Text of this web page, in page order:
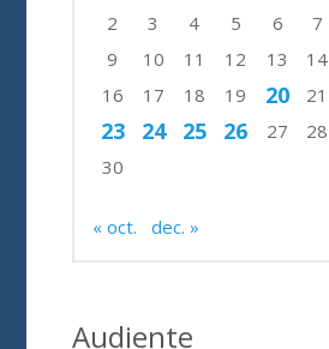
2
3 4 5 6 7
9
10 11 12 13 14
16
17 18 19 20 21
23 24 25 26 27 28
30
« oct. dec. »
Audiente